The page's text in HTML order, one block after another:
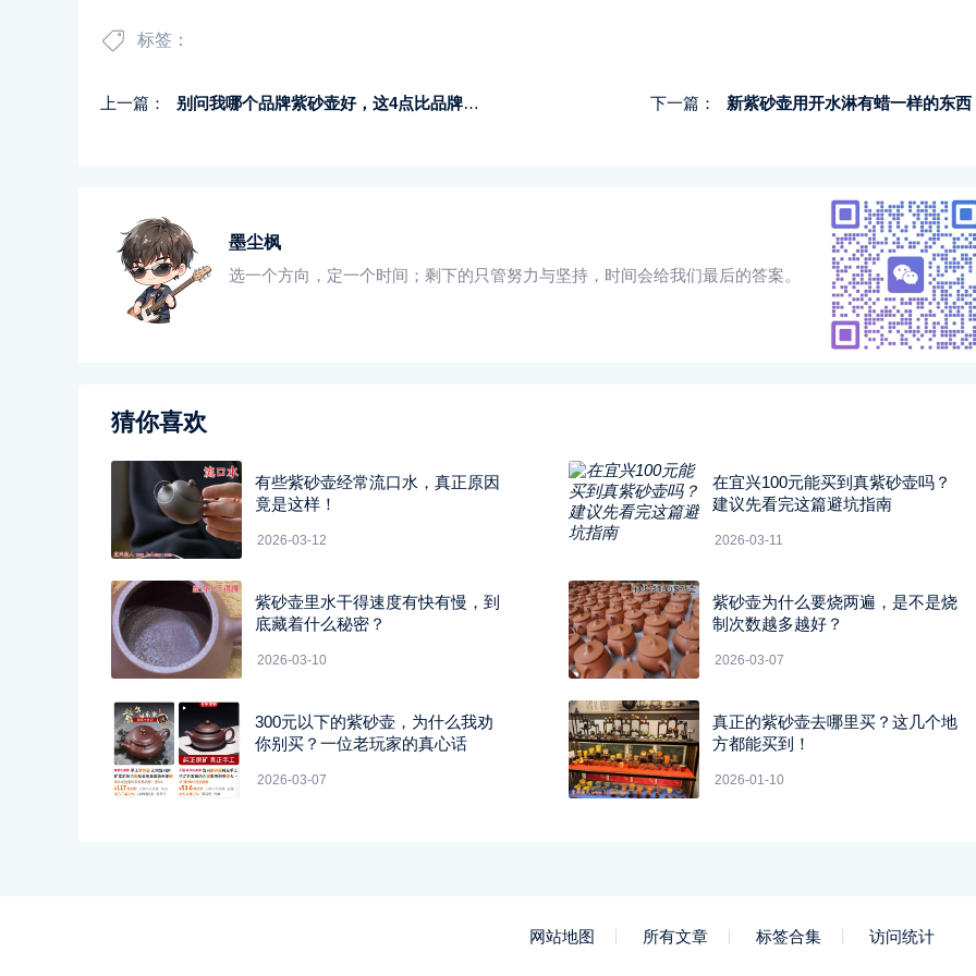
标签：
上一篇： 别问我哪个品牌紫砂壶好，这4点比品牌更重要 下一篇： 新紫砂壶用开水淋有蜡一样的东西
墨尘枫
选一个方向，定一个时间；剩下的只管努力与坚持，时间会给我们最后的答案。
猜你喜欢
有些紫砂壶经常流口水，真正原因
竟是这样！
2026-03-12
在宜兴100元能买到真紫砂壶吗？
建议先看完这篇避坑指南
2026-03-11
紫砂壶里水干得速度有快有慢，到
底藏着什么秘密？
2026-03-10
紫砂壶为什么要烧两遍，是不是烧
制次数越多越好？
2026-03-07
300元以下的紫砂壶，为什么我劝
你别买？一位老玩家的真心话
2026-03-07
真正的紫砂壶去哪里买？这几个地
方都能买到！
2026-01-10
网站地图 所有文章 标签合集 访问统计